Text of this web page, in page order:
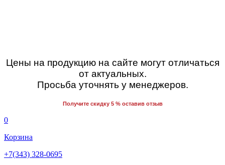
Цены на продукцию на сайте могут отличаться
от актуальных.
Просьба уточнять у менеджеров.
Получите скидку 5 % оставив отзыв
0
Корзина
+7(343) 328-0695